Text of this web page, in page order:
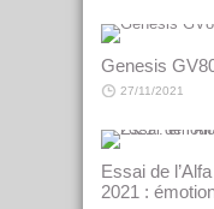
Genesis
27/11/2021
Essai de
2021 :